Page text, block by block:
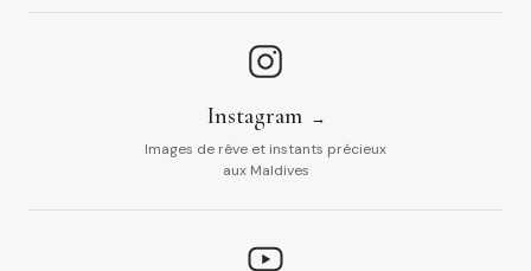
Instagram
Images de rêve et instants précieux
aux Maldives